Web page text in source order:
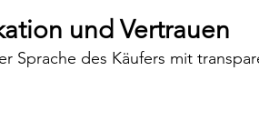
und Vertrauen
Sprache des Käufers mit